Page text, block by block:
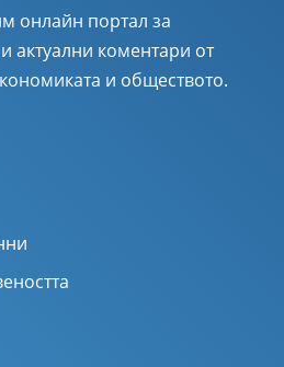
онлайн портал за
актуални коментари от
и обществото.